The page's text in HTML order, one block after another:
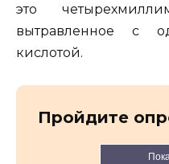
это
вытравленное с
кислотой.
Пройдите